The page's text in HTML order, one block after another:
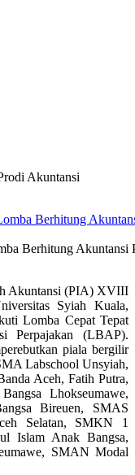
Akuntansi
Berhitung
Akuntansi (PIA) XVIII
Syiah Kuala,
Lomba Cepat Tepat
Perpajakan (LBAP).
piala bergilir
Labschool Unsyiah,
Aceh, Fatih Putra,
Lhokseumawe,
Bireuen, SMAS
Selatan, SMKN 1
Islam Anak Bangsa,
SMAN Modal